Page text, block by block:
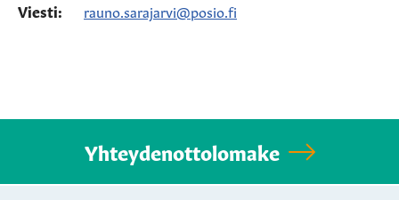
Viesti:
rauno.sarajarvi@posio.fi
Yhteydenottolomake